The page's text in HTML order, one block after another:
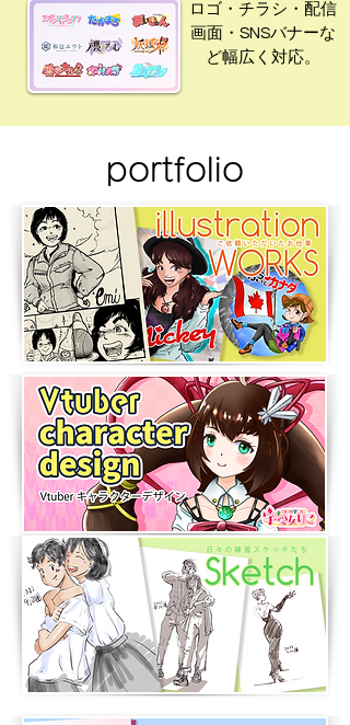
ロゴ・チラシ・配信
画面・SNSバナーな
ど幅広く対応。
portfolio